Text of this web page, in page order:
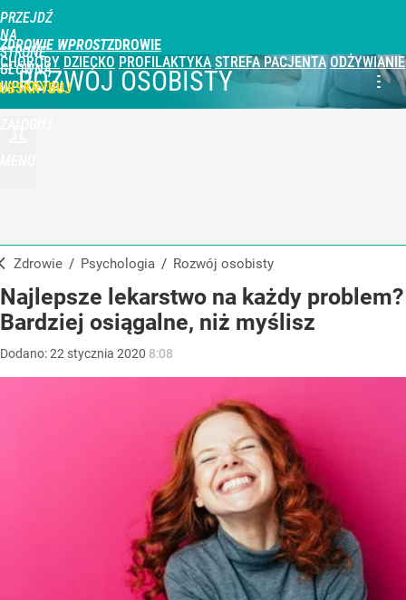
PRZEJDŹ
NA
STRONĘ
GŁÓWNĄ
WPROST.PL
ZDROWIE WPROST
CHOROBY DZIECKO PROFILAKTYKA STREFA PACJENTA ODŻYWIANIE
ROZWÓJ OSOBISTY
Zdrowie / Psychologia / Rozwój osobisty
Najlepsze lekarstwo na każdy problem?
Bardziej osiągalne, niż myślisz
Dodano:22 stycznia 2020 8:08